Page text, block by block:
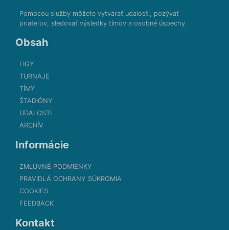
Pomocou služby môžete vytvárať udalosti, pozývať
priateľov, sledovať výsledky tímov a osobné úspechy.
Obsah
LIGY
TURNAJE
TÍMY
ŠTADIÓNY
UDALOSTI
ARCHÍV
Informácie
ZMLUVNÉ PODMIENKY
PRAVIDLÁ OCHRANY SÚKROMIA
COOKIES
FEEDBACK
Kontakt